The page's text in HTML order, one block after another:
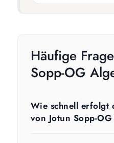
Häufige
Sopp-OG
Wie schnell erfolgt
von Jotun Sopp-